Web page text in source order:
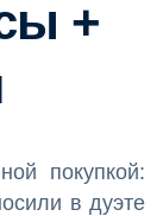
+
покупкой:
в дуэте